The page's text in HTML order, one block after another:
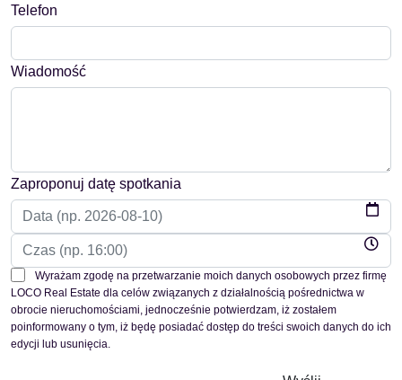
Telefon
Wiadomość
Zaproponuj datę spotkania
Wyrażam zgodę na przetwarzanie moich danych osobowych przez firmę
LOCO Real Estate dla celów związanych z działalnością pośrednictwa w
obrocie nieruchomościami, jednocześnie potwierdzam, iż zostałem
poinformowany o tym, iż będę posiadać dostęp do treści swoich danych do ich
edycji lub usunięcia.